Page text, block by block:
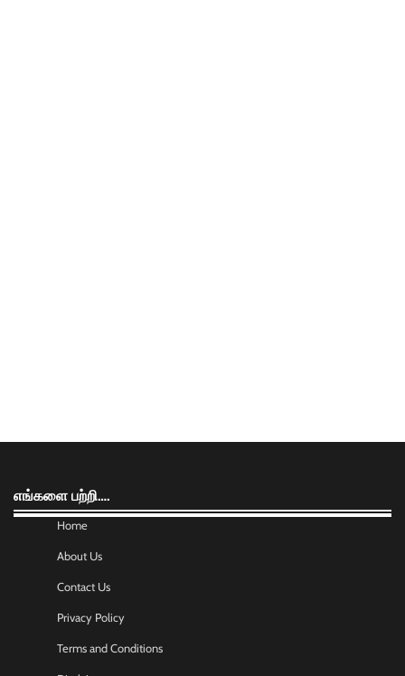
எங்களை பற்றி….
Home
About Us
Contact Us
Privacy Policy
Terms and Conditions